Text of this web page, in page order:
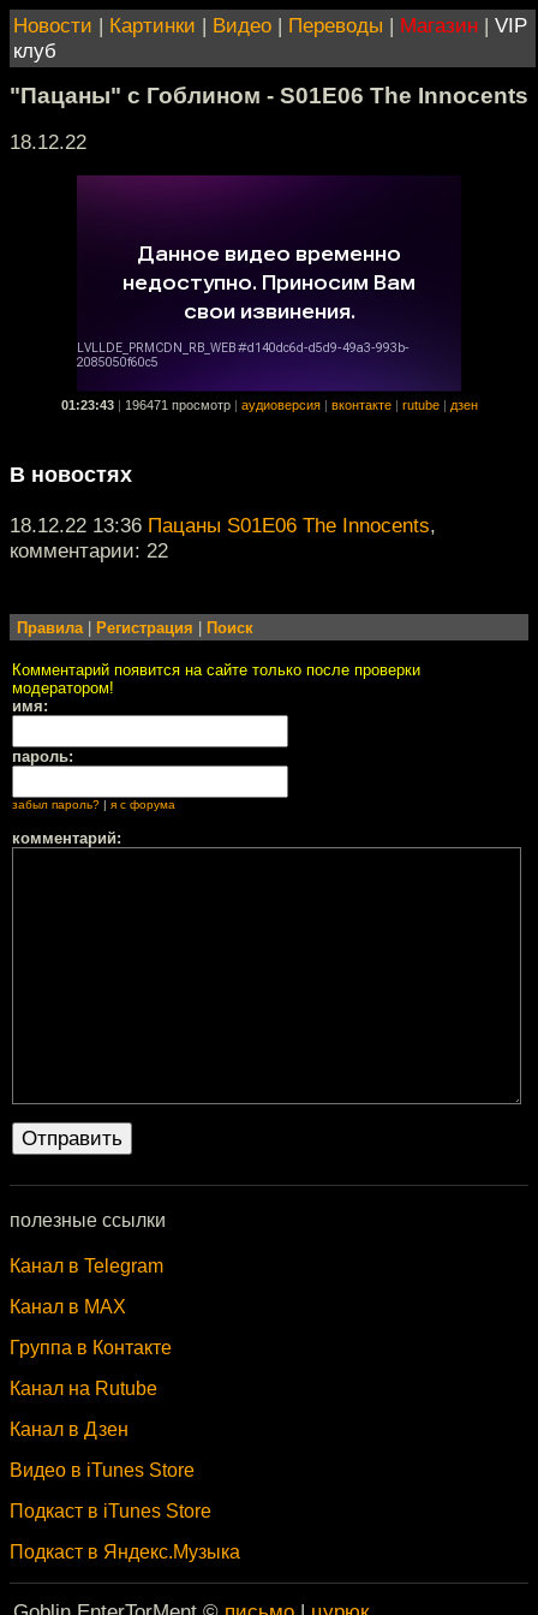
Новости | Картинки | Видео | Переводы | Магазин | VIP
клуб
"Пацаны" с Гоблином - S01E06 The Innocents
18.12.22
01:23:43 196471 просмотр аудиоверсия вконтакте rutube дзен
В новостях
18.12.22 13:36 Пацаны S01E06 The Innocents,
комментарии: 22
Правила| Регистрация Поиск
Комментарий появится на сайте только после проверки
модератором!
имя:
пароль:
забыл пароль? я с форума
комментарий:
полезные ссылки
Канал в Telegram
Канал в MAX
Группа в Контакте
Канал на Rutube
Канал в Дзен
Видео в iTunes Store
Подкаст в iTunes Store
Подкаст в Яндекс.Музыка